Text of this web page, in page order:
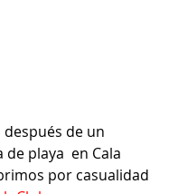
después de un
playa  en Cala
por casualidad